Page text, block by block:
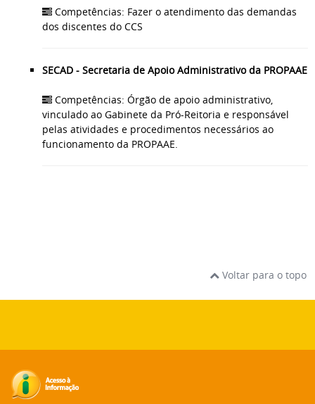
Competências: Fazer o atendimento das demandas
dos discentes do CCS
SECAD - Secretaria de Apoio Administrativo da PROPAAE
Competências: Órgão de apoio administrativo,
vinculado ao Gabinete da Pró-Reitoria e responsável
pelas atividades e procedimentos necessários ao
funcionamento da PROPAAE.
Voltar para o topo